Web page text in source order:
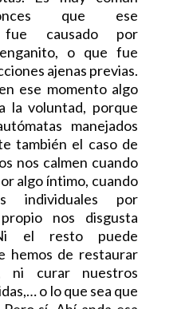
que ese
fue causado por
o que fue
ajenas previas.
ese momento algo
la voluntad, porque
manejados
también el caso de
nos calmen cuando
algo íntimo, cuando
individuales por
nos disgusta
el resto puede
hemos de restaurar
ni curar nuestros
o lo que sea que